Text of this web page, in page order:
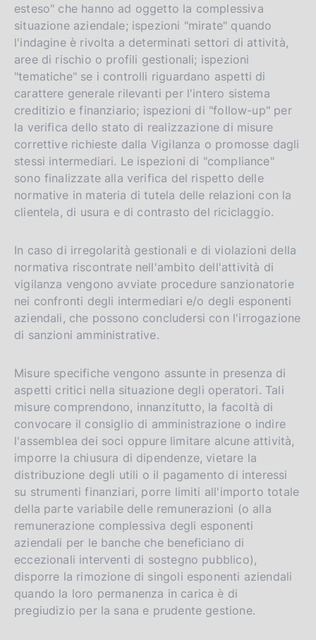
esteso" che hanno ad oggetto la complessiva
situazione aziendale; ispezioni "mirate" quando
l'indagine è rivolta a determinati settori di attività,
aree di rischio o profili gestionali; ispezioni
"tematiche" se i controlli riguardano aspetti di
carattere generale rilevanti per l'intero sistema
creditizio e finanziario; ispezioni di "follow-up" per
la verifica dello stato di realizzazione di misure
correttive richieste dalla Vigilanza o promosse dagli
stessi intermediari. Le ispezioni di "compliance"
sono finalizzate alla verifica del rispetto delle
normative in materia di tutela delle relazioni con la
clientela, di usura e di contrasto del riciclaggio.
In caso di irregolarità gestionali e di violazioni della
normativa riscontrate nell'ambito dell'attività di
vigilanza vengono avviate procedure sanzionatorie
nei confronti degli intermediari e/o degli esponenti
aziendali, che possono concludersi con l'irrogazione
di sanzioni amministrative.
Misure specifiche vengono assunte in presenza di
aspetti critici nella situazione degli operatori. Tali
misure comprendono, innanzitutto, la facoltà di
convocare il consiglio di amministrazione o indire
l'assemblea dei soci oppure limitare alcune attività,
imporre la chiusura di dipendenze, vietare la
distribuzione degli utili o il pagamento di interessi
su strumenti finanziari, porre limiti all'importo totale
della parte variabile delle remunerazioni (o alla
remunerazione complessiva degli esponenti
aziendali per le banche che beneficiano di
eccezionali interventi di sostegno pubblico),
disporre la rimozione di singoli esponenti aziendali
quando la loro permanenza in carica è di
pregiudizio per la sana e prudente gestione.